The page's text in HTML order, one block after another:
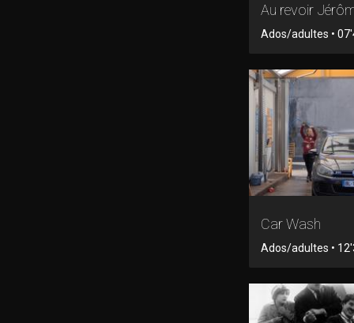
Au revoir
Ados/adultes •
Car Wash
Ados/adultes •